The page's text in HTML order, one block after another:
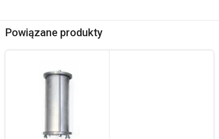
Powiązane produkty